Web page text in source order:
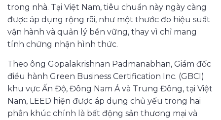
trong nhà. Tại Việt Nam, tiêu chuẩn này ngày càng
được áp dụng rộng rãi, như một thước đo hiệu suất
vận hành và quản lý bền vững, thay vì chỉ mang
tính chứng nhận hình thức.
Theo ông Gopalakrishnan Padmanabhan, Giám đốc
điều hành Green Business Certification Inc. (GBCI)
khu vực Ấn Độ, Đông Nam Á và Trung Đông, tại Việt
Nam, LEED hiện được áp dụng chủ yếu trong hai
phân khúc chính là bất động sản thương mại và